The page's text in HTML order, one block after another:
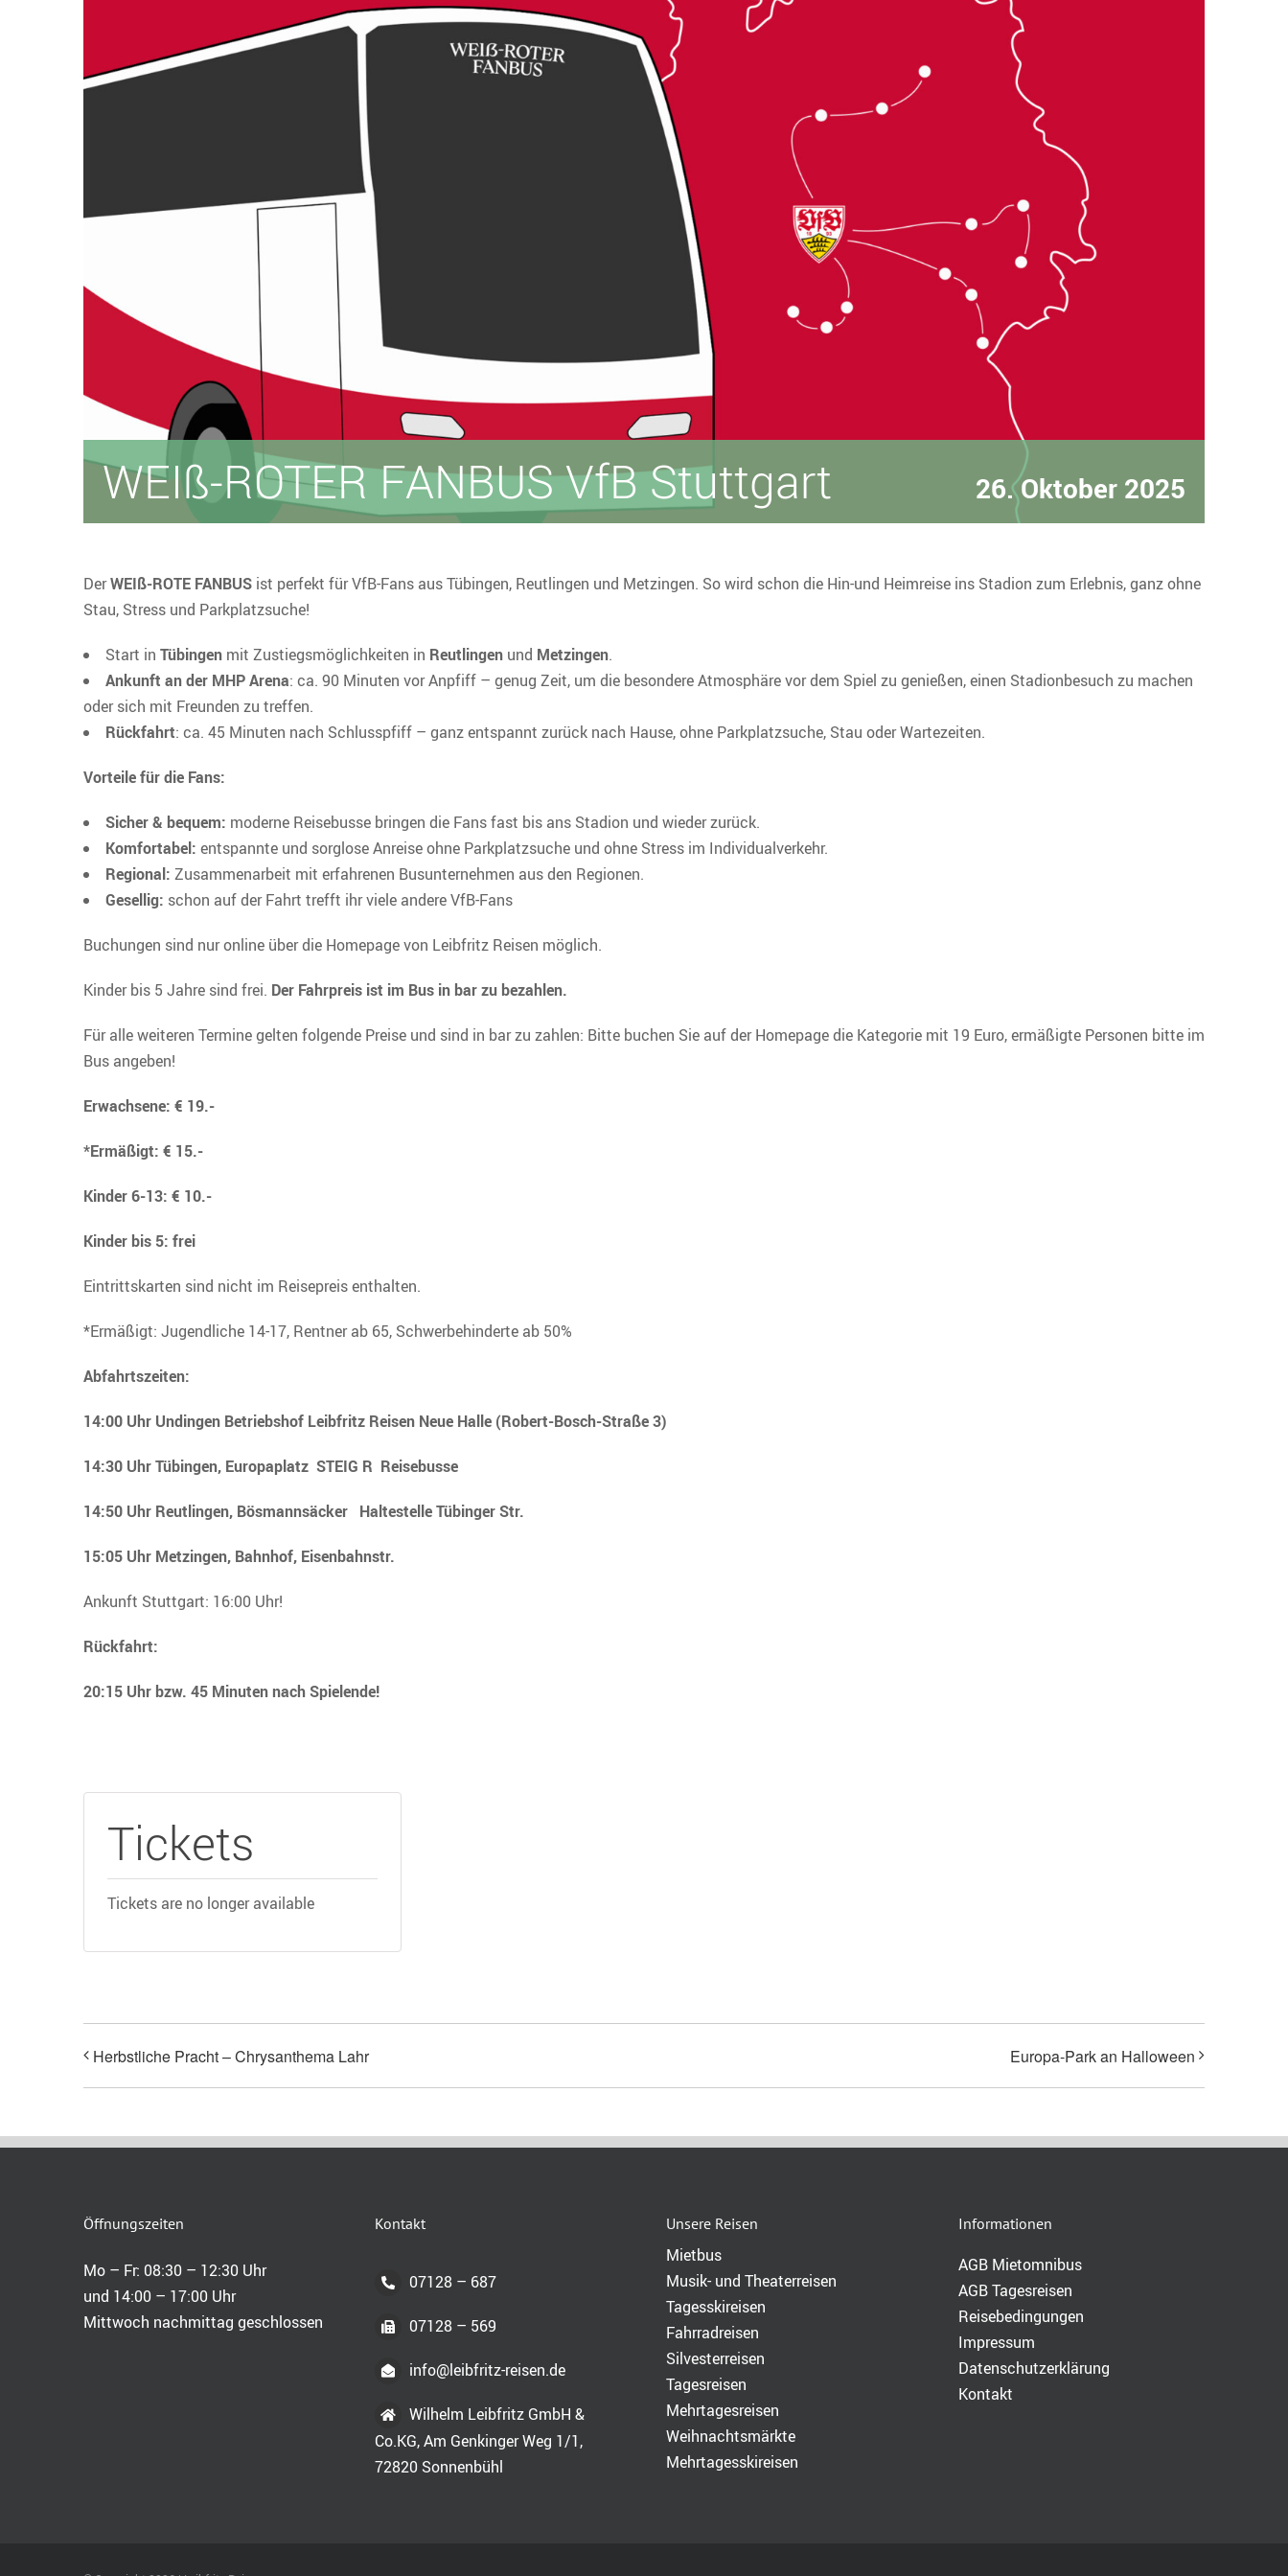
WEIß-ROTER FANBUS VfB Stuttgart 26. Oktober 2025
DerWEIß-ROTE FANBUS ist perfekt für VfB-Fans aus Tübingen, Reutlingen und Metzingen. So wird schon die Hin-und Heimreise ins Stadion zum Erlebnis, ganz ohne
Stau, Stress und Parkplatzsuche!
Start in Tübingen mit Zustiegsmöglichkeiten in Reutlingen und Metzingen.
Ankunft an der MHP Arena: ca. 90 Minuten vor Anpfiff – genug Zeit, um die besondere Atmosphäre vor dem Spiel zu genießen, einen Stadionbesuch zu machen
oder sich mit Freunden zu treffen.
Rückfahrt: ca. 45 Minuten nach Schlusspfiff – ganz entspannt zurück nach Hause, ohne Parkplatzsuche, Stau oder Wartezeiten.
Vorteile für die Fans:
Sicher & bequem: moderne Reisebusse bringen die Fans fast bis ans Stadion und wieder zurück.
Komfortabel: entspannte und sorglose Anreise ohne Parkplatzsuche und ohne Stress im Individualverkehr.
Regional: Zusammenarbeit mit erfahrenen Busunternehmen aus den Regionen.
Gesellig: schon auf der Fahrt trefft ihr viele andere VfB-Fans
Buchungen sind nur online über die Homepage von Leibfritz Reisen möglich.
Kinder bis 5 Jahre sind frei. Der Fahrpreis ist im Bus in bar zu bezahlen.
Für alle weiteren Termine gelten folgende Preise und sind in bar zu zahlen: Bitte buchen Sie auf der Homepage die Kategorie mit 19 Euro, ermäßigte Personen bitte im
Bus angeben!
Erwachsene: € 19.-
*Ermäßigt: € 15.-
Kinder 6-13: € 10.-
Kinder bis 5: frei
Eintrittskarten sind nicht im Reisepreis enthalten.
*Ermäßigt: Jugendliche 14-17, Rentner ab 65, Schwerbehinderte ab 50%
Abfahrtszeiten:
14:00 Uhr Undingen Betriebshof Leibfritz Reisen Neue Halle (Robert-Bosch-Straße 3)
14:30 Uhr Tübingen, Europaplatz STEIG R Reisebusse
14:50 Uhr Reutlingen, Bösmannsäcker Haltestelle Tübinger Str.
15:05 Uhr Metzingen, Bahnhof, Eisenbahnstr.
Ankunft Stuttgart: 16:00 Uhr!
Rückfahrt:
20:15 Uhr bzw. 45 Minuten nach Spielende!
Tickets
Tickets are no longer available
Herbstliche Pracht – Chrysanthema Lahr Europa-Park an Halloween
Öffnungszeiten
Mo – Fr: 08:30 – 12:30 Uhr
und 14:00 – 17:00 Uhr
Mittwoch nachmittag geschlossen
Kontakt
07128 – 687
07128 – 569
info@leibfritz-reisen.de
Wilhelm Leibfritz GmbH &
Co.KG, Am Genkinger Weg 1/1,
72820 Sonnenbühl
Unsere Reisen
Mietbus
Musik- und Theaterreisen
Tagesskireisen
Fahrradreisen
Silvesterreisen
Tagesreisen
Mehrtagesreisen
Weihnachtsmärkte
Mehrtagesskireisen
Informationen
AGB Mietomnibus
AGB Tagesreisen
Reisebedingungen
Impressum
Datenschutzerklärung
Kontakt